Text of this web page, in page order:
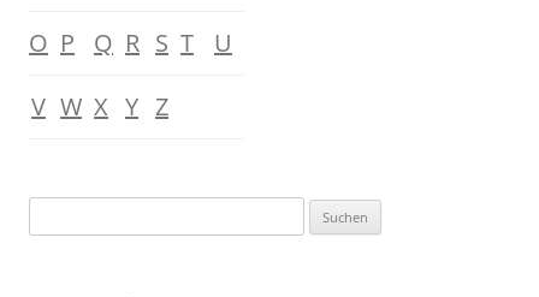
O P Q R S T
U
V W X Y Z
nach: